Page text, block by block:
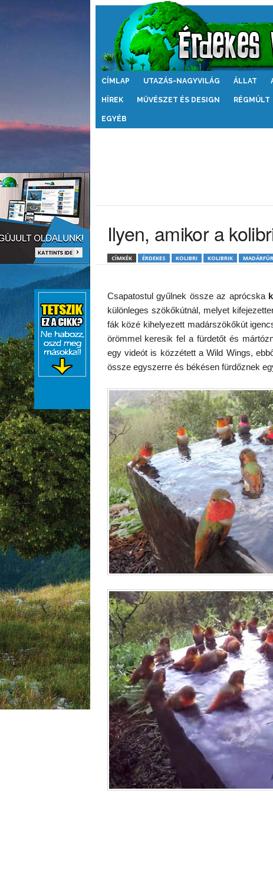
Érdekes
CÍMLAP UTAZÁS-NAGYVILÁG ÁLLAT
HÍREK MŰVÉSZET ÉS DESIGN RÉGMÚLT
EGYÉB
Ilyen, amikor a
CÍMKÉK ÉRDEKES KOLIBRI KOLIBRIK
Csapatostul gyűlnek össze az aprócska
különleges szökőkútnál, melyet
fák közé kihelyezett madárszökőkút
örömmel keresik fel a fürdetőt és
egy videót is közzétett a Wild Wings,
össze egyszerre és békésen fürdőznek